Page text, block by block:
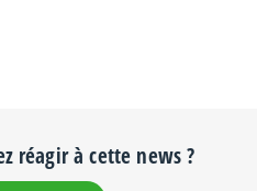
réagir à cette news ?